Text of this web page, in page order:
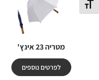
מתג גודל גופן
מטריה 23 אינץ'
לפרטים נוספים